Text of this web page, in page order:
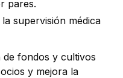
pares.
supervisión médica
de fondos y cultivos
y mejora la